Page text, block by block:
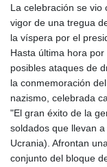
La celebración se vio
vigor de una tregua
la víspera por el
Hasta última hora
posibles ataques de
la conmemoración
nazismo, celebrada
"El gran éxito de la
soldados que llevan
Ucrania). Afrontan
conjunto del bloque